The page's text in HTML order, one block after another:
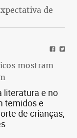
de
mostram
literatura e no
temidos e
de crianças,